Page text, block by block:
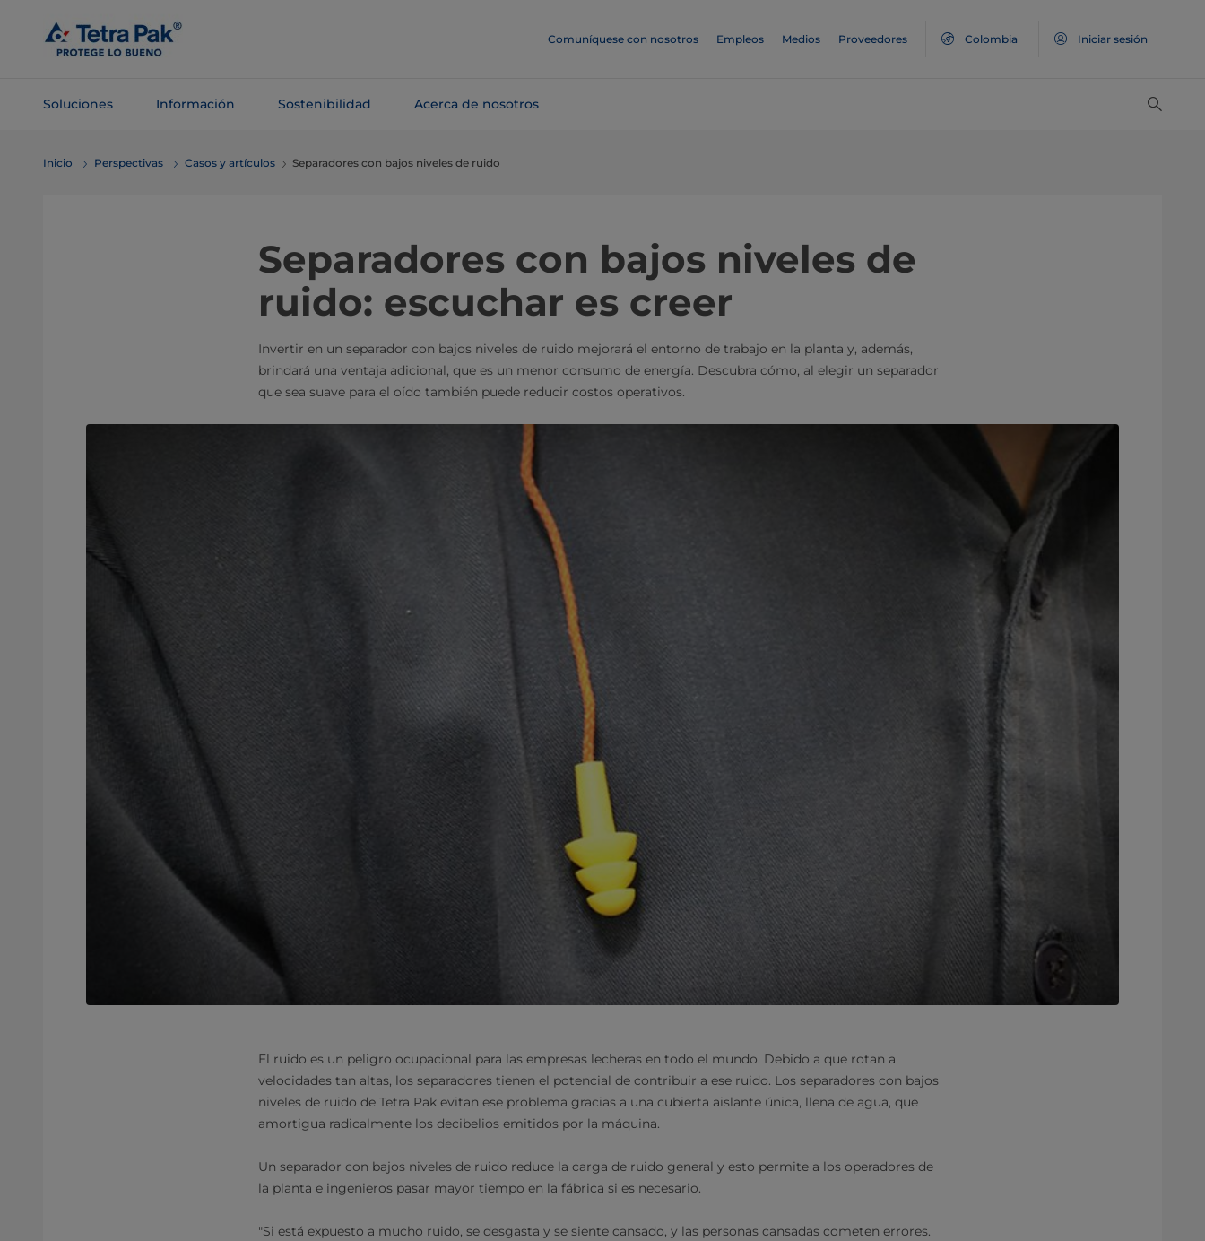
contenido
principal
Comuníquese con nosotros Empleos Medios Proveedores Colombia Iniciar sesión
Soluciones Información Sostenibilidad Acerca de nosotros
navegación
Inicio Perspectivas Casos y artículos Separadores con bajos niveles de ruido
Separadores con bajos niveles de
ruido: escuchar es creer
Invertir en un separador con bajos niveles de ruido mejorará el entorno de trabajo en la planta y, además,
brindará una ventaja adicional, que es un menor consumo de energía. Descubra cómo, al elegir un separador
que sea suave para el oído también puede reducir costos operativos.
El ruido es un peligro ocupacional para las empresas lecheras en todo el mundo. Debido a que rotan a
velocidades tan altas, los separadores tienen el potencial de contribuir a ese ruido. Los separadores con bajos
niveles de ruido de Tetra Pak evitan ese problema gracias a una cubierta aislante única, llena de agua, que
amortigua radicalmente los decibelios emitidos por la máquina.
Un separador con bajos niveles de ruido reduce la carga de ruido general y esto permite a los operadores de
la planta e ingenieros pasar mayor tiempo en la fábrica si es necesario.
"Si está expuesto a mucho ruido, se desgasta y se siente cansado, y las personas cansadas cometen errores.